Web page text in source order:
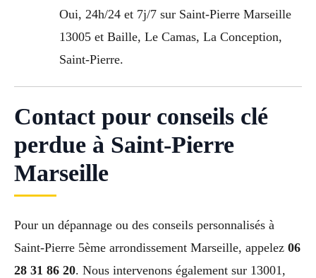
Oui, 24h/24 et 7j/7 sur Saint-Pierre Marseille
13005 et Baille, Le Camas, La Conception,
Saint-Pierre.
Contact pour conseils clé
perdue à Saint-Pierre
Marseille
Pour un dépannage ou des conseils personnalisés à
Saint-Pierre 5ème arrondissement Marseille, appelez 06
28 31 86 20. Nous intervenons également sur 13001,